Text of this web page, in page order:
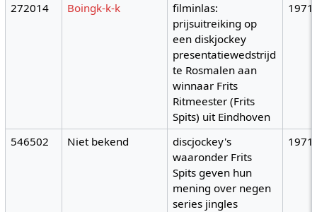
272014
Boingk-k-k
filminlas:
prijsuitreiking op
een diskjockey
presentatiewedstrijd
te Rosmalen aan
winnaar Frits
Ritmeester (Frits
Spits) uit Eindhoven
1971
546502 Niet bekend
discjockey's
waaronder Frits
Spits geven hun
mening over negen
series jingles
1971